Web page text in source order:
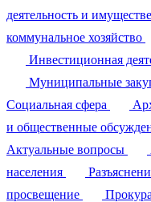
деятельность и
коммунальное хозяйство
Инвестиционная
Муниципальные
Социальная сфера
и общественные
Актуальные вопросы
населения
просвещение